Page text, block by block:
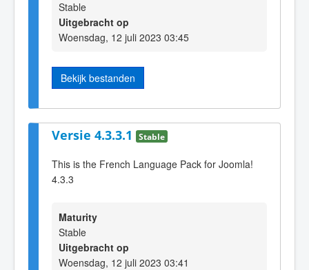
Stable
Uitgebracht op
Woensdag, 12 juli 2023 03:45
Bekijk bestanden
Versie 4.3.3.1 Stable
This is the French Language Pack for Joomla!
4.3.3
Maturity
Stable
Uitgebracht op
Woensdag, 12 juli 2023 03:41